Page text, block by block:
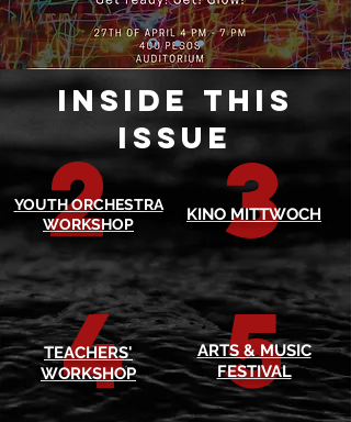
2
YOUTH ORCHESTRA
WORKSHOP
3
KINO MITTWOCH
4
TEACHERS'
WORKSHOP
5
ARTS & MUSIC
FESTIVAL
inside this
issue